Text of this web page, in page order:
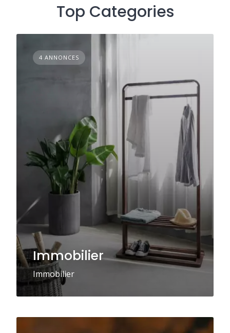
Top Categories
4 ANNONCES
Immobilier
Immobilier